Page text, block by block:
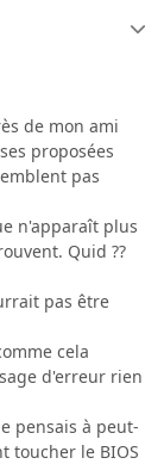
de mon ami
proposées
pas
n'apparaît plus
Quid ??
pas être
cela
d'erreur rien
pensais à peut-
toucher le BIOS